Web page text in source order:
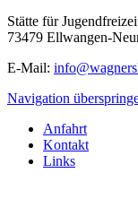
Stätte für
73479 Ellwangen-
E-Mail:
Navigation
Anfahrt
Kontakt
Links